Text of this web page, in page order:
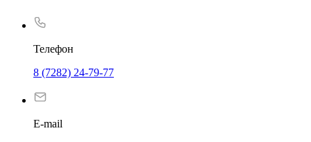
Телефон
8 (7282) 24-79-77
E-mail